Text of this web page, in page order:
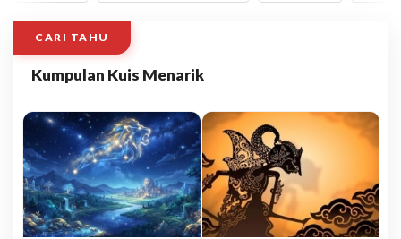
CARI TAHU
Kumpulan Kuis Menarik